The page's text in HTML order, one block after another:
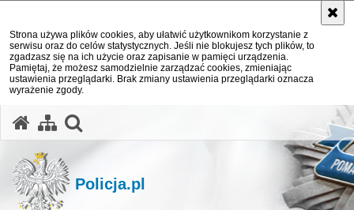
Strona używa plików cookies, aby ułatwić użytkownikom korzystanie z
serwisu oraz do celów statystycznych. Jeśli nie blokujesz tych plików, to
zgadzasz się na ich użycie oraz zapisanie w pamięci urządzenia.
Pamiętaj, że możesz samodzielnie zarządzać cookies, zmieniając
ustawienia przeglądarki. Brak zmiany ustawienia przeglądarki oznacza
wyrażenie zgody.
Policja.pl